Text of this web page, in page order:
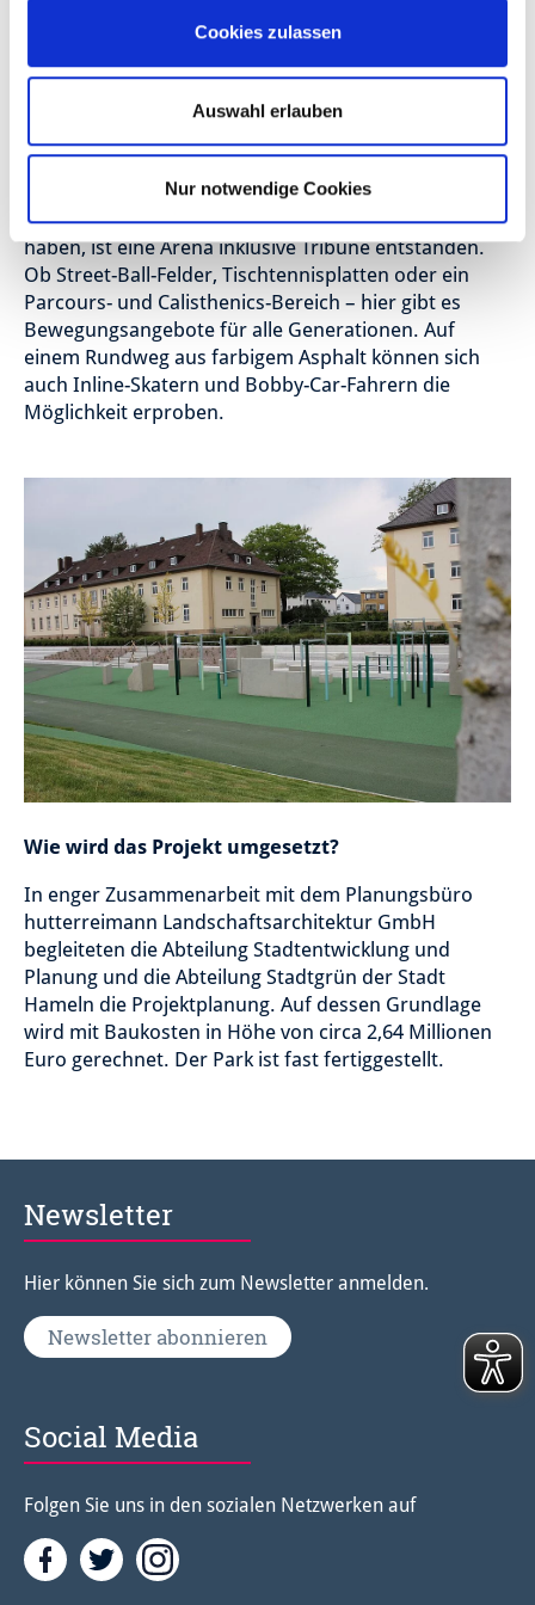
Cookies zulassen
Auswahl erlauben
Nur notwendige Cookies
Auf den Wegen finden Besucherinnen und Besucher
Spiel- und Naturerlebnisangebote wie beispielsweise
bietet sich ein neu modellierter Hügel im Winter
besonders gut zum Rodeln an.
Das Highlight des Parks: die Arena. Wo früher einmal
militärische Ausbildungsübungen stattgefunden
haben, ist eine Arena inklusive Tribüne entstanden.
Ob Street-Ball-Felder, Tischtennisplatten oder ein
Parcours- und Calisthenics-Bereich – hier gibt es
Bewegungsangebote für alle Generationen. Auf
einem Rundweg aus farbigem Asphalt können sich
auch Inline-Skatern und Bobby-Car-Fahrern die
Möglichkeit erproben.
Wie wird das Projekt umgesetzt?
In enger Zusammenarbeit mit dem Planungsbüro
hutterreimann Landschaftsarchitektur GmbH
begleiteten die Abteilung Stadtentwicklung und
Planung und die Abteilung Stadtgrün der Stadt
Hameln die Projektplanung. Auf dessen Grundlage
wird mit Baukosten in Höhe von circa 2,64 Millionen
Euro gerechnet. Der Park ist fast fertiggestellt.
Newsletter
Hier können Sie sich zum Newsletter anmelden.
Newsletter abonnieren
Social Media
Folgen Sie uns in den sozialen Netzwerken auf
FacebookTwitter<